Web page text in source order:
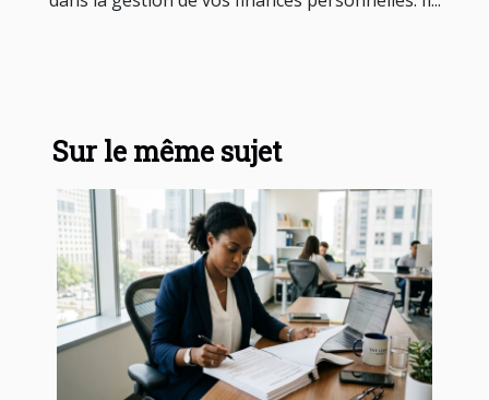
Sur le même sujet